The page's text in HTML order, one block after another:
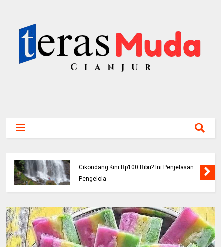
Cikondang Kini Rp100 Ribu? Ini Penjelasan
Pengelola